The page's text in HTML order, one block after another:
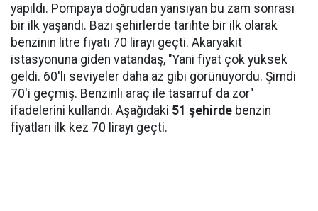
yapıldı. Pompaya doğrudan yansıyan bu zam sonrası
bir ilk yaşandı. Bazı şehirlerde tarihte bir ilk olarak
benzinin litre fiyatı 70 lirayı geçti. Akaryakıt
istasyonuna giden vatandaş, "Yani fiyat çok yüksek
geldi. 60'lı seviyeler daha az gibi görünüyordu. Şimdi
70'i geçmiş. Benzinli araç ile tasarruf da zor"
ifadelerini kullandı. Aşağıdaki 51 şehirde benzin
fiyatları ilk kez 70 lirayı geçti.